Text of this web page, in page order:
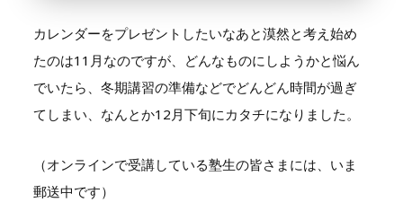
カレンダーをプレゼントしたいなあと漠然と考え始め
たのは11月なのですが、どんなものにしようかと悩ん
でいたら、冬期講習の準備などでどんどん時間が過ぎ
てしまい、なんとか12月下旬にカタチになりました。
（オンラインで受講している塾生の皆さまには、いま
郵送中です）